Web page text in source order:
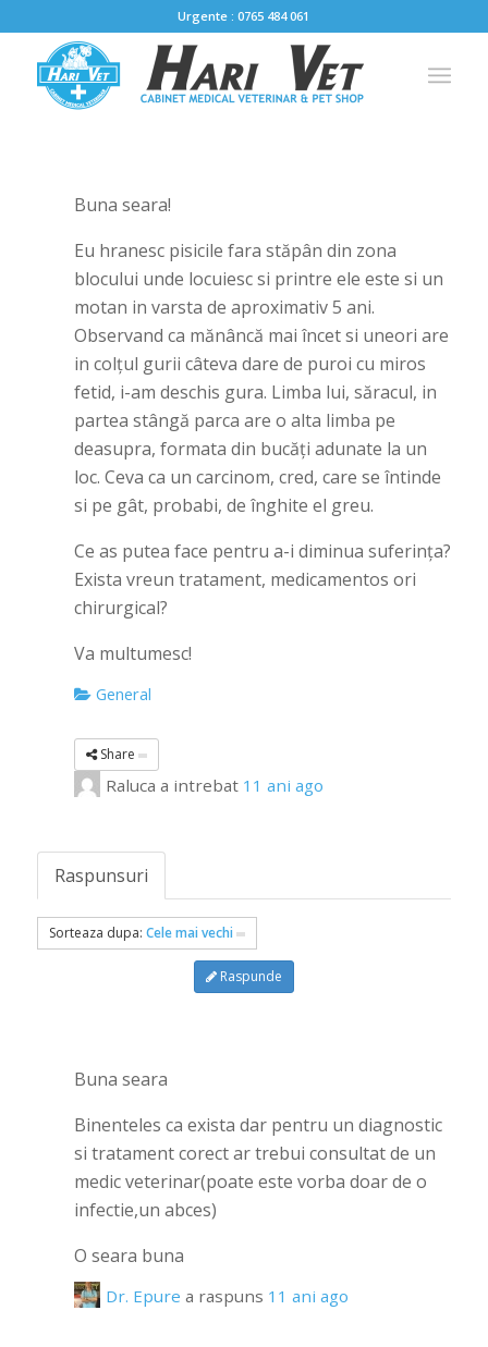
Urgente : 0765 484 061
Buna seara!
Eu hranesc pisicile fara stăpân din zona
blocului unde locuiesc si printre ele este si un
motan in varsta de aproximativ 5 ani.
Observand ca mănâncă mai încet si uneori are
in colțul gurii câteva dare de puroi cu miros
fetid, i-am deschis gura. Limba lui, săracul, in
partea stângă parca are o alta limba pe
deasupra, formata din bucăți adunate la un
loc. Ceva ca un carcinom, cred, care se întinde
si pe gât, probabi, de înghite el greu.
Ce as putea face pentru a-i diminua suferința?
Exista vreun tratament, medicamentos ori
chirurgical?
Va multumesc!
General
Share
Raluca a intrebat 11 ani ago
Raspunsuri
Sorteaza dupa: Cele mai vechi
Raspunde
Buna seara
Binenteles ca exista dar pentru un diagnostic
si tratament corect ar trebui consultat de un
medic veterinar(poate este vorba doar de o
infectie,un abces)
O seara buna
Dr. Epure a raspuns 11 ani ago